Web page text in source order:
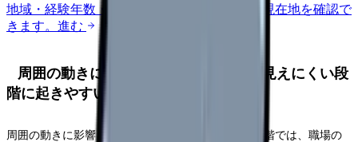
地域・経験年数・施設形態から、今の給料の現在地を確認で
きます。 進む
周囲の動きに影響され、自分の理由が見えにくい段
階に起きやすいこと
周囲の動きに影響され、自分の理由が見えにくい段階では、職場の